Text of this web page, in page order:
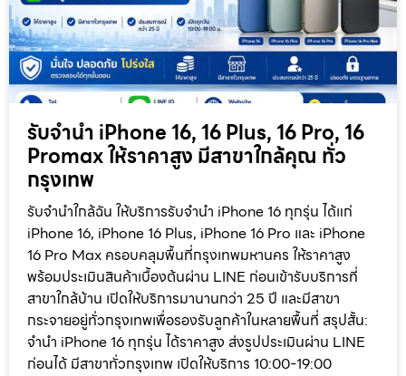
รับจำนำ iPhone 16, 16 Plus, 16 Pro, 16
Promax ให้ราคาสูง มีสาขาใกล้คุณ ทั่ว
กรุงเทพ
รับจำนำใกล้ฉัน ให้บริการรับจำนำ iPhone 16 ทุกรุ่น ได้แก่
iPhone 16, iPhone 16 Plus, iPhone 16 Pro และ iPhone
16 Pro Max ครอบคลุมพื้นที่กรุงเทพมหานคร ให้ราคาสูง
พร้อมประเมินสินค้าเบื้องต้นผ่าน LINE ก่อนเข้ารับบริการที่
สาขาใกล้บ้าน เปิดให้บริการมานานกว่า 25 ปี และมีสาขา
กระจายอยู่ทั่วกรุงเทพเพื่อรองรับลูกค้าในหลายพื้นที่ สรุปสั้น:
จำนำ iPhone 16 ทุกรุ่น ได้ราคาสูง ส่งรูปประเมินผ่าน LINE
ก่อนได้ มีสาขาทั่วกรุงเทพ เปิดให้บริการ 10:00-19:00